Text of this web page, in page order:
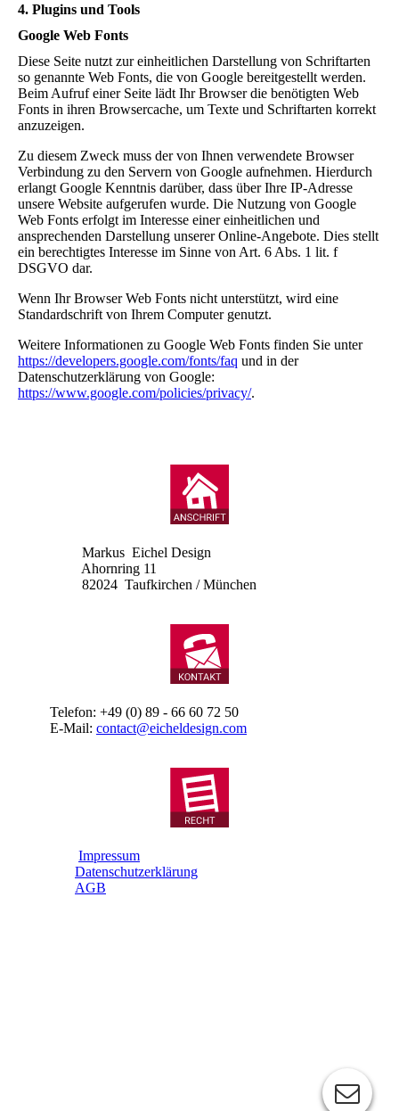
4. Plugins und Tools
Google Web Fonts
Diese Seite nutzt zur einheitlichen Darstellung von Schriftarten
so genannte Web Fonts, die von Google bereitgestellt werden.
Beim Aufruf einer Seite lädt Ihr Browser die benötigten Web
Fonts in ihren Browsercache, um Texte und Schriftarten korrekt
anzuzeigen.
Zu diesem Zweck muss der von Ihnen verwendete Browser
Verbindung zu den Servern von Google aufnehmen. Hierdurch
erlangt Google Kenntnis darüber, dass über Ihre IP-Adresse
unsere Website aufgerufen wurde. Die Nutzung von Google
Web Fonts erfolgt im Interesse einer einheitlichen und
ansprechenden Darstellung unserer Online-Angebote. Dies stellt
ein berechtigtes Interesse im Sinne von Art. 6 Abs. 1 lit. f
DSGVO dar.
Wenn Ihr Browser Web Fonts nicht unterstützt, wird eine
Standardschrift von Ihrem Computer genutzt.
Weitere Informationen zu Google Web Fonts finden Sie unter
https://developers.google.com/fonts/faq und in der
Datenschutzerklärung von Google:
https://www.google.com/policies/privacy/.
Markus Eichel Design
Ahornring 11
82024 Taufkirchen / München
Telefon: +49 (0) 89 - 66 60 72 50
E-Mail: contact@eicheldesign.com
Impressum
Datenschutzerklärung
AGB